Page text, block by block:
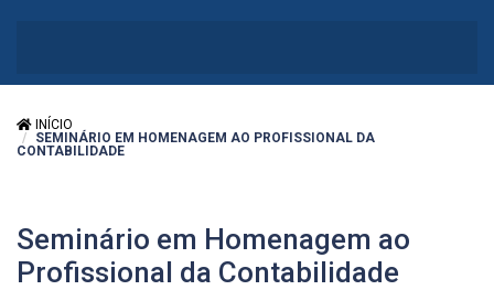
INÍCIO
SEMINÁRIO EM HOMENAGEM AO PROFISSIONAL DA
CONTABILIDADE
Seminário em Homenagem ao
Profissional da Contabilidade